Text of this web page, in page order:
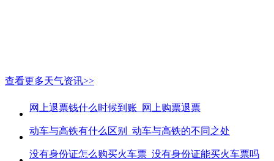
查看更多天气资讯>>
网上退票钱什么时候到账_网上购票退票
动车与高铁有什么区别_动车与高铁的不同之处
没有身份证怎么购买火车票_没有身份证能买火车票吗